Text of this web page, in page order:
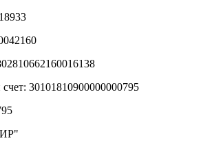
30101810900000000795